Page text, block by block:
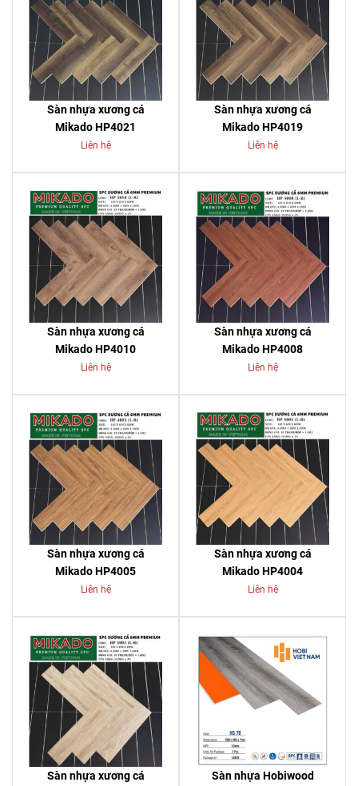
Sàn nhựa xương cá
Mikado HP4021
Liên hệ
Sàn nhựa xương cá
Mikado HP4019
Liên hệ
Sàn nhựa xương cá
Mikado HP4010
Liên hệ
Sàn nhựa xương cá
Mikado HP4008
Liên hệ
Sàn nhựa xương cá
Mikado HP4005
Liên hệ
Sàn nhựa xương cá
Mikado HP4004
Liên hệ
Sàn nhựa xương cá
Sàn nhựa Hobiwood